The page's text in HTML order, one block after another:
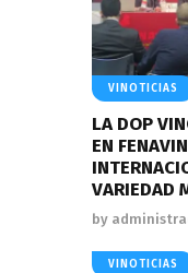
VINOTICIAS
LA DOP
EN
VARIEDAD
by
VINOTICIAS